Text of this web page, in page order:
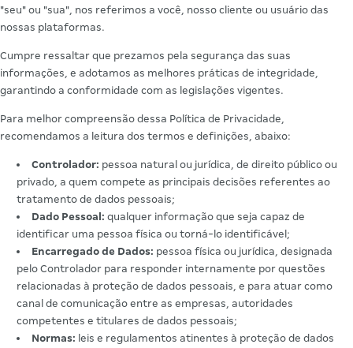
"seu" ou "sua", nos referimos a você, nosso cliente ou usuário das
nossas plataformas.
Cumpre ressaltar que prezamos pela segurança das suas
informações, e adotamos as melhores práticas de integridade,
garantindo a conformidade com as legislações vigentes.
Para melhor compreensão dessa Política de Privacidade,
recomendamos a leitura dos termos e definições, abaixo:
Controlador: pessoa natural ou jurídica, de direito público ou
privado, a quem compete as principais decisões referentes ao
tratamento de dados pessoais;
Dado Pessoal: qualquer informação que seja capaz de
identificar uma pessoa física ou torná-lo identificável;
Encarregado de Dados: pessoa física ou jurídica, designada
pelo Controlador para responder internamente por questões
relacionadas à proteção de dados pessoais, e para atuar como
canal de comunicação entre as empresas, autoridades
competentes e titulares de dados pessoais;
Normas: leis e regulamentos atinentes à proteção de dados